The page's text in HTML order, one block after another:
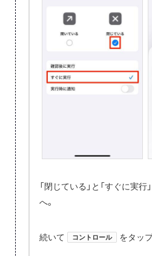
「閉じている」と「すぐに実
へ。
続いて コントロール をタッ